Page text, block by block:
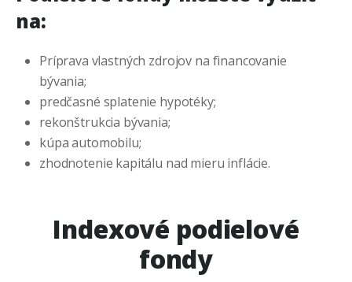
na:
Príprava vlastných zdrojov na financovanie
bývania;
predčasné splatenie hypotéky;
rekonštrukcia bývania;
kúpa automobilu;
zhodnotenie kapitálu nad mieru inflácie.
Indexové podielové
fondy